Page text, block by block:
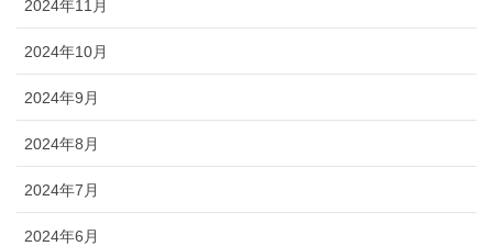
2024年11月
2024年10月
2024年9月
2024年8月
2024年7月
2024年6月